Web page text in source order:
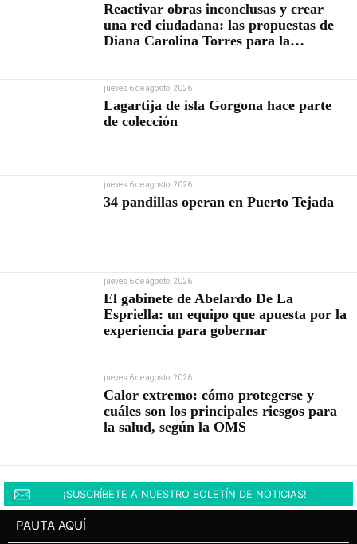
Reactivar obras inconclusas y crear
una red ciudadana: las propuestas de
Diana Carolina Torres para la
jueves 6 de agosto, 2026
Lagartija de isla Gorgona hace parte
de colección
jueves 6 de agosto, 2026
34 pandillas operan en Puerto Tejada
jueves 6 de agosto, 2026
El gabinete de Abelardo De La
Espriella: un equipo que apuesta por la
experiencia para gobernar
jueves 6 de agosto, 2026
Calor extremo: cómo protegerse y
cuáles son los principales riesgos para
la salud, según la OMS
¡SUSCRÍBETE A NUESTRO BOLETÍN DE NOTICIAS!
PAUTA AQUÍ